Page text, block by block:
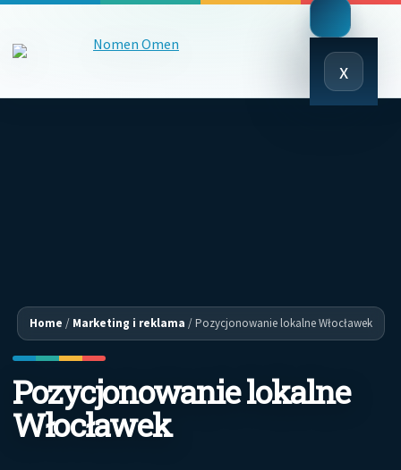
x
Close
Menu
Home / Marketing i reklama /Pozycjonowanie lokalne Włocławek
Pozycjonowanie lokalne
Włocławek